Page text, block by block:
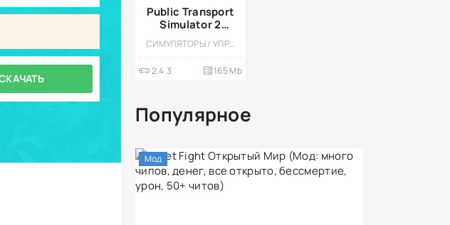
Public Transport
Simulator 2
(Мод, Всё
открыто)
СИМУЛЯТОРЫ / УПРАВЛЕНИЕ / 3D / ВСТРОЕННЫЙ КЕШ / МОД / ОДНОПОЛЬЗОВАТЕЛЬСКИЕ / ОФЛАЙН / ОТКРЫТЫЙ МИР / МАЛЕНЬКАЯ
2.4.3 165 Mb
Популярное
Мод